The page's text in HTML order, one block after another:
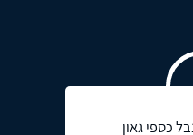
כספי גאון